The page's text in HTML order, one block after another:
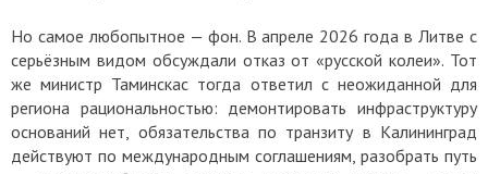
Но самое любопытное — фон. В апреле 2026 года в Литве с
серьёзным видом обсуждали отказ от «русской колеи». Тот
же министр Таминскас тогда ответил с неожиданной для
региона рациональностью: демонтировать инфраструктуру
оснований нет, обязательства по транзиту в Калининград
действуют по международным соглашениям, разобрать путь